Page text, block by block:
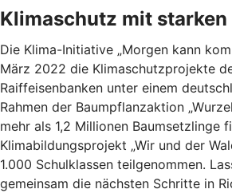
Klimaschutz mit
Die Klima-Initiative „Morgen kann
März 2022 die Klimaschutzprojekte
Raiffeisenbanken unter einem
Rahmen der Baumpflanzaktion
mehr als 1,2 Millionen Baumsetzlinge
Klimabildungsprojekt „Wir und der
1.000 Schulklassen teilgenommen.
gemeinsam die nächsten Schritte in